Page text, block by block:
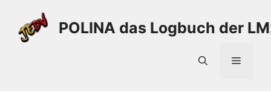
Inhalt
springen
POLINA das Logbuch der
Menü